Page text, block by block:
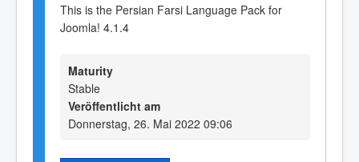
This is the Persian Farsi Language Pack for
Joomla! 4.1.4
Maturity
Stable
Veröffentlicht am
Donnerstag, 26. Mai 2022 09:06